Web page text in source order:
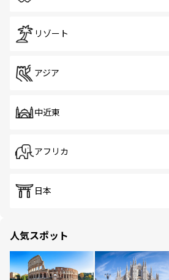
リゾート
アジア
中近東
アフリカ
日本
人気スポット